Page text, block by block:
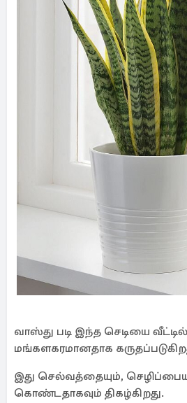
வாஸ்து படி இந்த செடியை
மங்களகரமானதாக
இது செல்வத்தையும்,
கொண்டதாகவும் திகழ்கிறது.